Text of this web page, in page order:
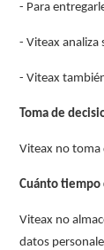
- Para
- Viteax analiza
- Viteax
Toma de
Viteax no toma
Cuánto tiempo
Viteax no
datos